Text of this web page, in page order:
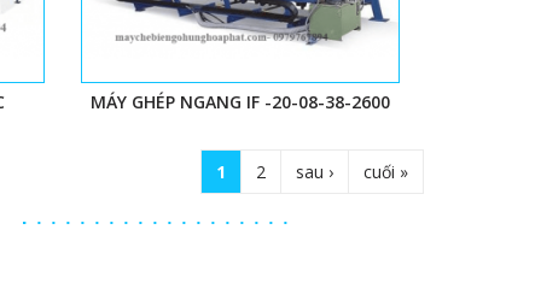
MÁY GHÉP NGANG IF -20-08-38-2600
1 2 sau › cuối »